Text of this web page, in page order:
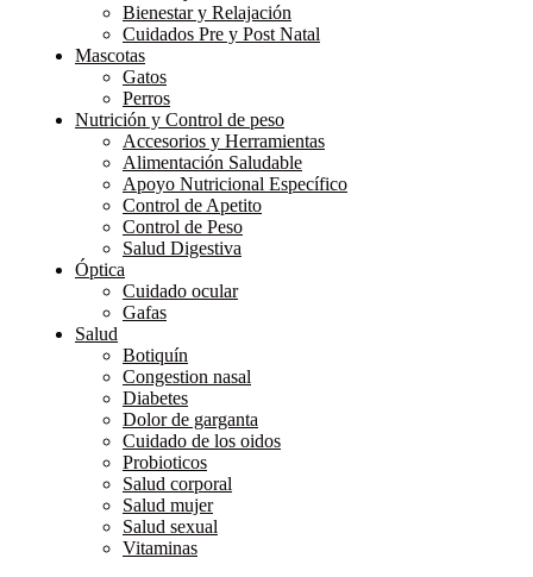
Bienestar y Relajación
Cuidados Pre y Post Natal
Mascotas
Gatos
Perros
Nutrición y Control de peso
Accesorios y Herramientas
Alimentación Saludable
Apoyo Nutricional Específico
Control de Apetito
Control de Peso
Salud Digestiva
Óptica
Cuidado ocular
Gafas
Salud
Botiquín
Congestion nasal
Diabetes
Dolor de garganta
Cuidado de los oidos
Probioticos
Salud corporal
Salud mujer
Salud sexual
Vitaminas